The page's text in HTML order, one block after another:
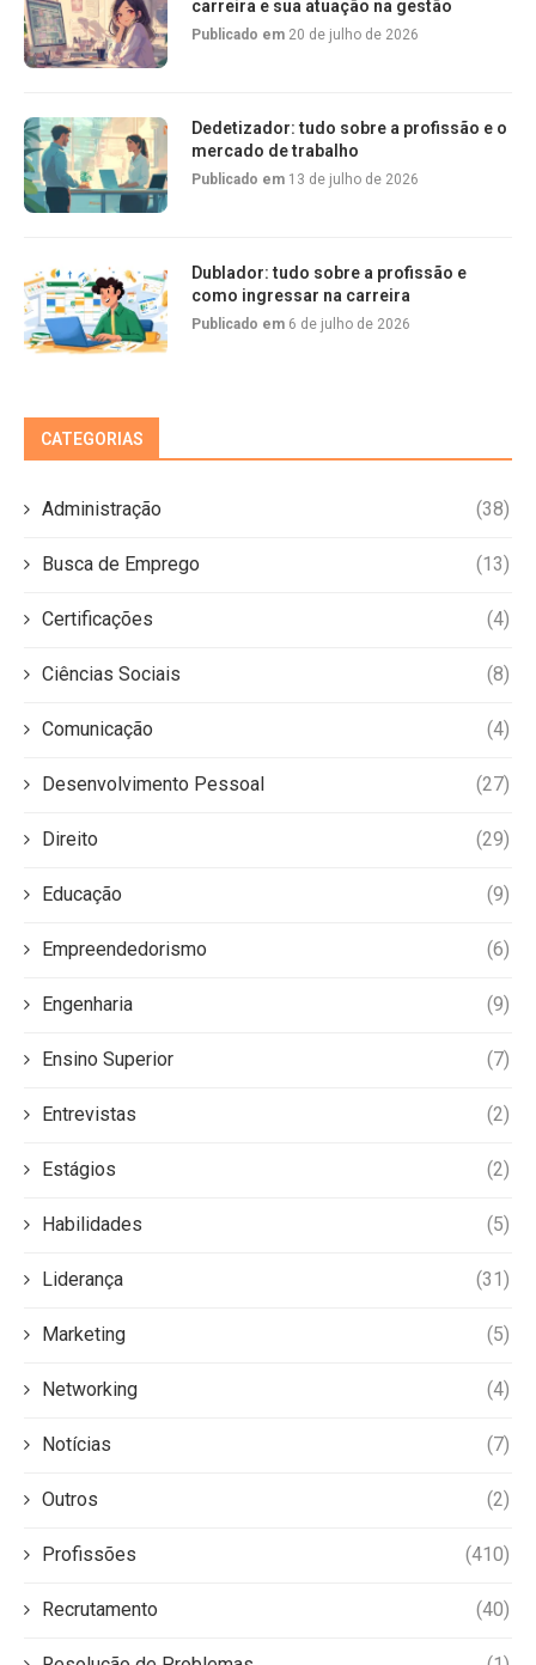
carreira e sua atuação na gestão
Publicado em 20 de julho de 2026
Dedetizador: tudo sobre a profissão e o
mercado de trabalho
Publicado em 13 de julho de 2026
Dublador: tudo sobre a profissão e
como ingressar na carreira
Publicado em 6 de julho de 2026
CATEGORIAS
Administração (38)
Busca de Emprego (13)
Certificações (4)
Ciências Sociais (8)
Comunicação (4)
Desenvolvimento Pessoal (27)
Direito (29)
Educação (9)
Empreendedorismo (6)
Engenharia (9)
Ensino Superior (7)
Entrevistas (2)
Estágios (2)
Habilidades (5)
Liderança (31)
Marketing (5)
Networking (4)
Notícias (7)
Outros (2)
Profissões (410)
Recrutamento (40)